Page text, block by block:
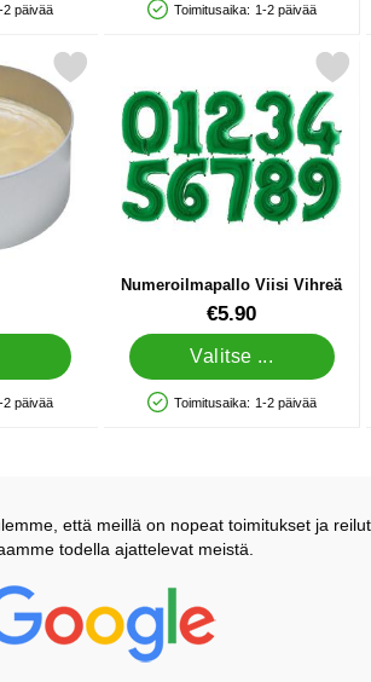
2 päivää
Saatavuus: Varastossa
Toimitusaika: 1-2 päivää
2 päivää
ulkotuli suosikiksi
Numeroilmapallo Viisi Vihreä
Tuote.nro 11173€5.90
Valitse ...
Saatavuus: Varastossa
Toimitusaika: 1-2 päivää
Merkitse numeroilmapallo
että meillä on nopeat toimitukset ja
todella ajattelevat meistä.
Prisjakt Arvostelu: 4.7 Tähdet